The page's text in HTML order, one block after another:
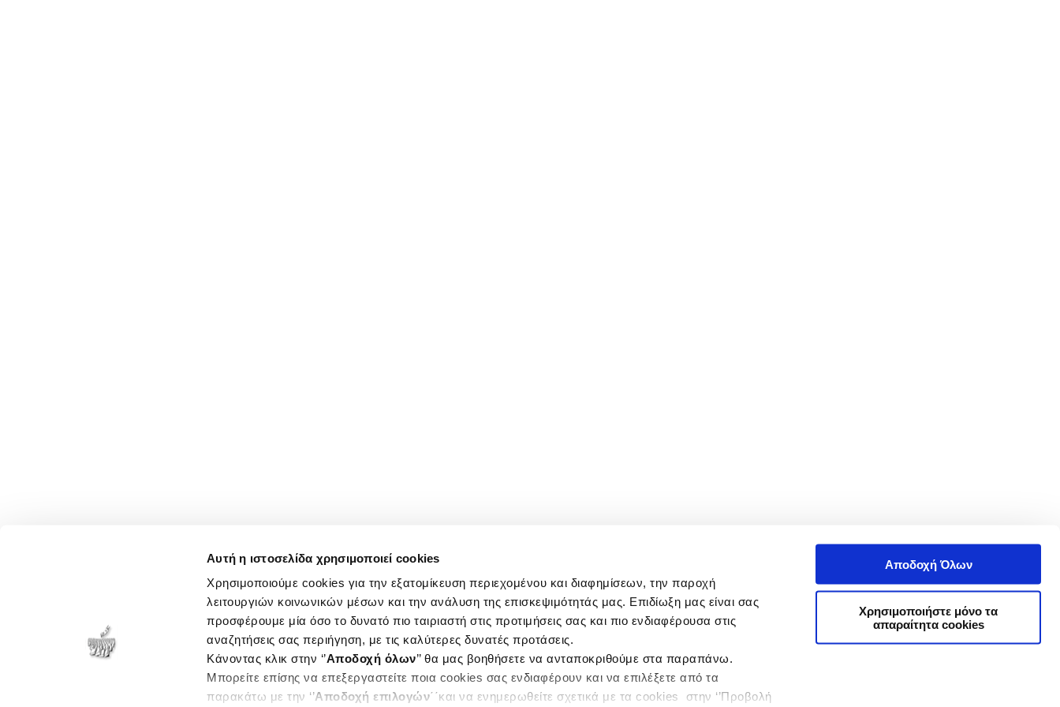
Αυτή η ιστοσελίδα χρησιμοποιεί cookies
Χρησιμοποιούμε cookies για την εξατομίκευση περιεχομένου και διαφημίσεων, την παροχή
λειτουργιών κοινωνικών μέσων και την ανάλυση της επισκεψιμότητάς μας. Επιδίωξη μας είναι σας
προσφέρουμε μία όσο το δυνατό πιο ταιριαστή στις προτιμήσεις σας και πιο ενδιαφέρουσα στις
αναζητήσεις σας περιήγηση, με τις καλύτερες δυνατές προτάσεις.
Κάνοντας κλικ στην ‘’Αποδοχή όλων’’ θα μας βοηθήσετε να ανταποκριθούμε στα παραπάνω.
Μπορείτε επίσης να επεξεργαστείτε ποια cookies σας ενδιαφέρουν και να επιλέξετε από τα
παρακάτω με την ‘’Αποδοχή επιλογών΄΄και να ενημερωθείτε σχετικά με τα cookies στην ‘’Προβολή
Αποδοχή Όλων
Χρησιμοποιήστε μόνο τα
απαραίτητα cookies